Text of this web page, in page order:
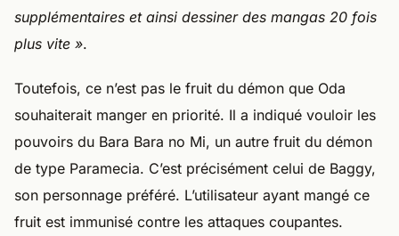
supplémentaires et ainsi dessiner des mangas 20 fois
plus vite ».
Toutefois, ce n’est pas le fruit du démon que Oda
souhaiterait manger en priorité. Il a indiqué vouloir les
pouvoirs du Bara Bara no Mi, un autre fruit du démon
de type Paramecia. C’est précisément celui de Baggy,
son personnage préféré. L’utilisateur ayant mangé ce
fruit est immunisé contre les attaques coupantes.